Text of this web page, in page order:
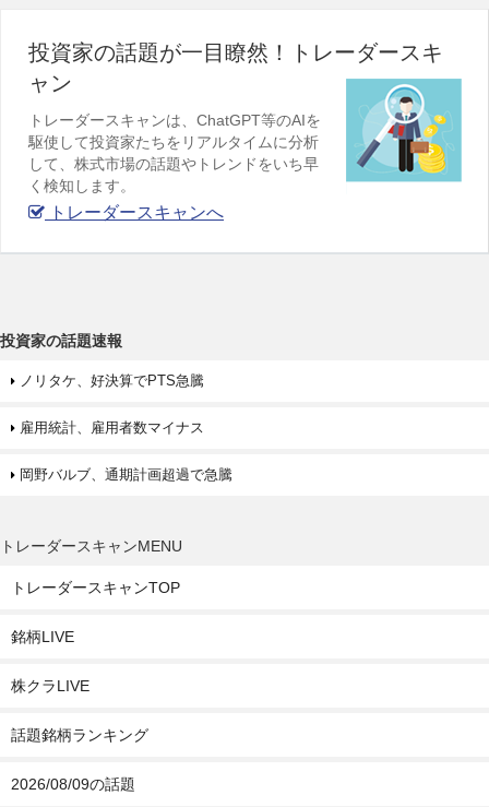
投資家の話題が一目瞭然！トレーダースキ
ャン
トレーダースキャンは、ChatGPT等のAIを
駆使して投資家たちをリアルタイムに分析
して、株式市場の話題やトレンドをいち早
く検知します。
トレーダースキャンへ
投資家の話題速報
ノリタケ、好決算でPTS急騰
雇用統計、雇用者数マイナス
岡野バルブ、通期計画超過で急騰
トレーダースキャンMENU
トレーダースキャンTOP
銘柄LIVE
株クラLIVE
話題銘柄ランキング
2026/08/09の話題